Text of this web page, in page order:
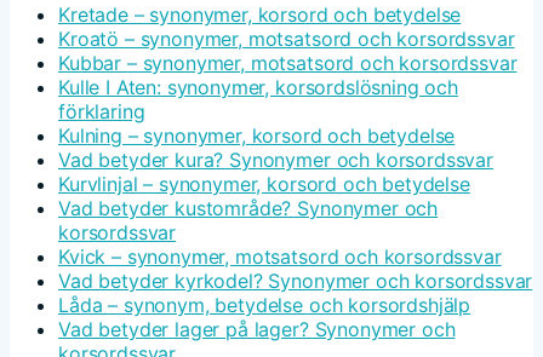
Kretade – synonymer, korsord och betydelse
Kroatö – synonymer, motsatsord och korsordssvar
Kubbar – synonymer, motsatsord och korsordssvar
Kulle I Aten: synonymer, korsordslösning och
förklaring
Kulning – synonymer, korsord och betydelse
Vad betyder kura? Synonymer och korsordssvar
Kurvlinjal – synonymer, korsord och betydelse
Vad betyder kustområde? Synonymer och
korsordssvar
Kvick – synonymer, motsatsord och korsordssvar
Vad betyder kyrkodel? Synonymer och korsordssvar
Låda – synonym, betydelse och korsordshjälp
Vad betyder lager på lager? Synonymer och